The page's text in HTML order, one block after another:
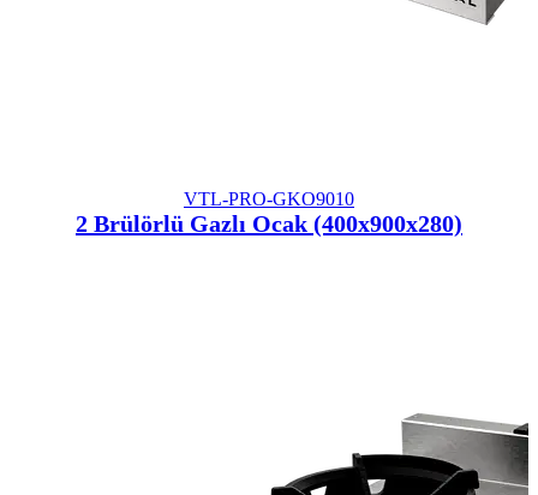
VTL-PRO-GKO9010
2 Brülörlü Gazlı Ocak (400x900x280)